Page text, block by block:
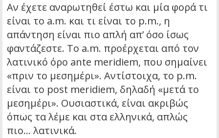
Αν έχετε αναρωτηθεί έστω και μία φορά τι
είναι το a.m. και τι είναι το p.m., η
απάντηση είναι πιο απλή απ’ όσο ίσως
φαντάζεστε. Το a.m. προέρχεται από τον
λατινικό όρο ante meridiem, που σημαίνει
«πριν το μεσημέρι». Αντίστοιχα, το p.m.
είναι το post meridiem, δηλαδή «μετά το
μεσημέρι». Ουσιαστικά, είναι ακριβώς
όπως τα λέμε και στα ελληνικά, απλώς
πιο… λατινικά.